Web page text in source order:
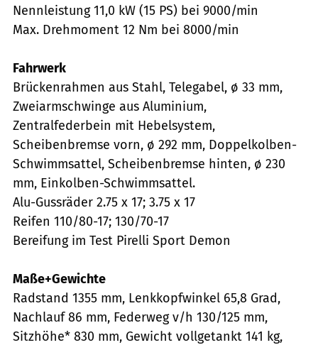
Nennleistung 11,0 kW (15 PS) bei 9000/min
Max. Drehmoment 12 Nm bei 8000/min
Fahrwerk
Brückenrahmen aus Stahl, Telegabel, ø 33 mm,
Zweiarmschwinge aus Aluminium,
Zentralfederbein mit Hebelsystem,
Scheibenbremse vorn, ø 292 mm, Doppelkolben-
Schwimmsattel, Scheibenbremse hinten, ø 230
mm, Einkolben-Schwimmsattel.
Alu-Gussräder 2.75 x 17; 3.75 x 17
Reifen 110/80-17; 130/70-17
Bereifung im Test Pirelli Sport Demon
Maße+Gewichte
Radstand 1355 mm, Lenkkopfwinkel 65,8 Grad,
Nachlauf 86 mm, Federweg v/h 130/125 mm,
Sitzhöhe* 830 mm, Gewicht vollgetankt 141 kg,